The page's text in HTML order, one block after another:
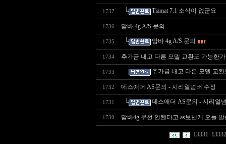
1737 Tiamat 7.1 소식이 없군요
1736 맘바 4g A/S 문의
1735 맘바 4g A/S 문의
1734 추가금 내고 다른 모델 교환도 가능한가
1733 추가금 내고 다른 모델 교
1732 데스애더 AS문의 - 시리얼넘버 수정
1731 데스애더 AS문의 - 시리얼
1730 맘바4g 무선 안됀다고 as보낸게 오늘
13331 13332